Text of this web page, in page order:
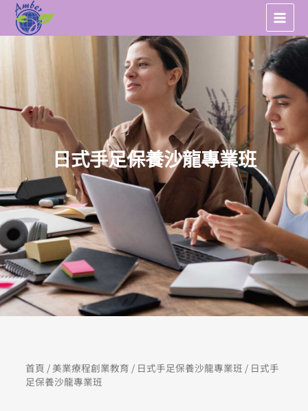
日式手足保養沙龍專業班
首頁 / 美業療程創業教育 / 日式手足保養沙龍專業班 / 日式手
足保養沙龍專業班